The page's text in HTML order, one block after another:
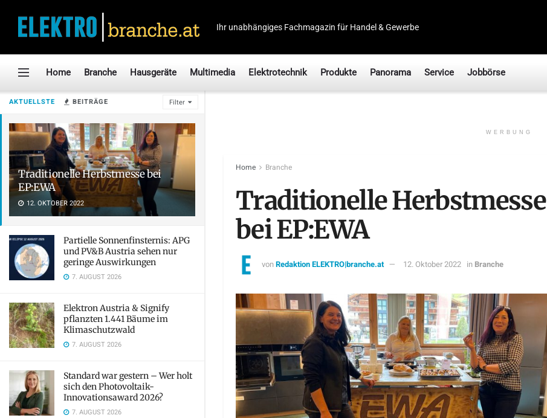
AKTUELLSTE BEITRÄGE Filter
Traditionelle Herbstmesse bei
EP:EWA
12. OKTOBER 2022
Partielle Sonnenfinsternis: APG
und PV&B Austria sehen nur
geringe Auswirkungen
7. AUGUST 2026
Elektron Austria & Signify
pflanzten 1.441 Bäume im
Klimaschutzwald
7. AUGUST 2026
Standard war gestern – Wer holt
sich den Photovoltaik-
Innovationsaward 2026?
7. AUGUST 2026
Ihr unabhängiges Fachmagazin für Handel & Gewerbe
Home Branche Hausgeräte Multimedia Elektrotechnik Produkte Panorama Service Jobbörse
WERBUNG
Home Branche
Traditionelle Herbstmesse
bei EP:EWA
vonRedaktion ELEKTRO|branche.at 12. Oktober 2022 in Branche